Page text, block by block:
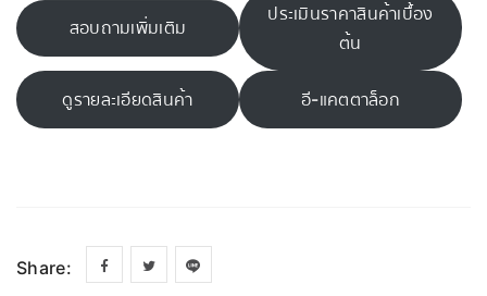
สอบถามเพิ่มเติม
ประเมินราคาสินค้าเบื้อง
ต้น
ดูรายละเอียดสินค้า อี-แคตตาล็อก
Share: